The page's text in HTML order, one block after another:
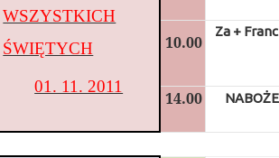
WSZYSTKICH
ŚWIĘTYCH
01. 11. 2011
10.00
Za +
14.00